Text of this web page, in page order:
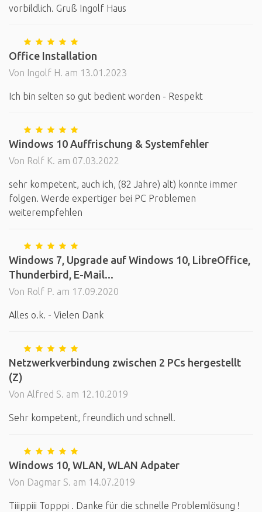
vorbildlich. Gruß Ingolf Haus
Office Installation
Von Ingolf H. am 13.01.2023
Ich bin selten so gut bedient worden - Respekt
Windows 10 Auffrischung & Systemfehler
Von Rolf K. am 07.03.2022
sehr kompetent, auch ich, (82 Jahre) alt) konnte immer
folgen. Werde expertiger bei PC Problemen
weiterempfehlen
Windows 7, Upgrade auf Windows 10, LibreOffice,
Thunderbird, E-Mail...
Von Rolf P. am 17.09.2020
Alles o.k. - Vielen Dank
Netzwerkverbindung zwischen 2 PCs hergestellt
(Z)
Von Alfred S. am 12.10.2019
Sehr kompetent, freundlich und schnell.
Windows 10, WLAN, WLAN Adpater
Von Dagmar S. am 14.07.2019
Tiiippiii Topppi . Danke für die schnelle Problemlösung !